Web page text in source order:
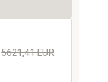
5621,41 EUR